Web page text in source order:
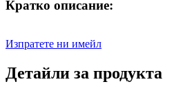
Кратко описание:
Изпратете ни имейл
Детайли за продукта